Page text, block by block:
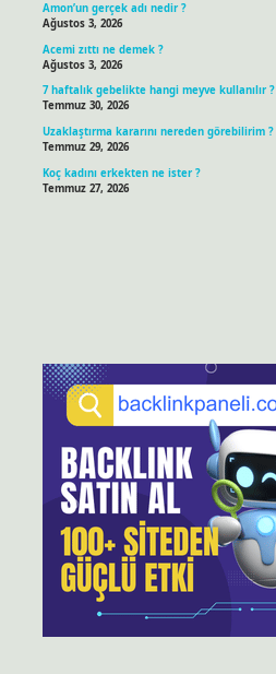
Amon’un gerçek adı nedir ?
Ağustos 3, 2026
Acemi zıttı ne demek ?
Ağustos 3, 2026
7 haftalık gebelikte hangi meyve kullanılır ?
Temmuz 30, 2026
Uzaklaştırma kararını nereden görebilirim ?
Temmuz 29, 2026
Koç kadını erkekten ne ister ?
Temmuz 27, 2026